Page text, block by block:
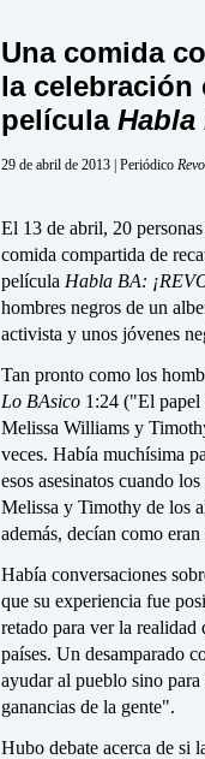
Una comida
la celebración
película Habla
29 de abril de 2013 | Periódico
El 13 de abril, 20
comida compartida de
película Habla BA:
hombres negros de un
activista y unos jóvenes
Tan pronto como los
Lo BAsico 1:24 ("El
Melissa Williams y
veces. Había muchísima
esos asesinatos cuando
Melissa y Timothy de los
además, decían como
Había conversaciones
que su experiencia fue
retado para ver la
países. Un desamparado
ayudar al pueblo sino
ganancias de la gente".
Hubo debate acerca de si